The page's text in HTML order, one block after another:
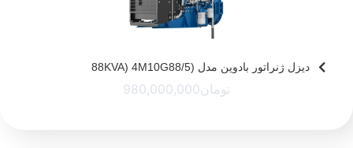
دیزل ژنراتور بادوین مدل (88KVA) 4M10G88/5
تومان980,000,000